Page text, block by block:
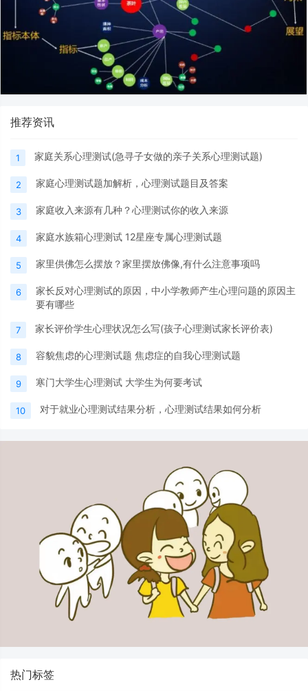
推荐资讯
1 家庭关系心理测试(急寻子女做的亲子关系心理测试题)
2 家庭心理测试题加解析，心理测试题目及答案
3 家庭收入来源有几种？心理测试你的收入来源
4 家庭水族箱心理测试 12星座专属心理测试题
5 家里供佛怎么摆放？家里摆放佛像,有什么注意事项吗
6
家长反对心理测试的原因，中小学教师产生心理问题的原因主
要有哪些
7 家长评价学生心理状况怎么写(孩子心理测试家长评价表)
8 容貌焦虑的心理测试题 焦虑症的自我心理测试题
9 寒门大学生心理测试 大学生为何要考试
10 对于就业心理测试结果分析，心理测试结果如何分析
热门标签